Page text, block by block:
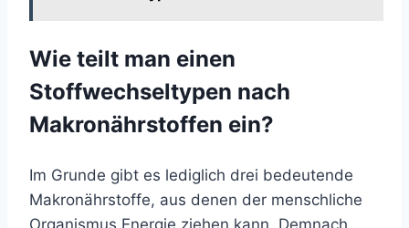
Wie teilt man einen
Stoffwechseltypen nach
Makronährstoffen ein?
Im Grunde gibt es lediglich drei bedeutende
Makronährstoffe, aus denen der menschliche